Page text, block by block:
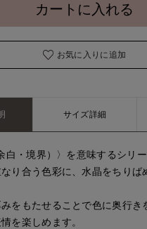
カートに入れる
お気に入りに追加
サイズ詳細
白・境界）〉を意味するシリー
り合う色彩に、水晶をちりば
をもたせることで色に奥行き
を楽しめます。